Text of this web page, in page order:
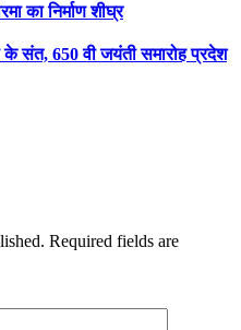
का निर्माण शीघ्र
के संत, 650 वी जयंती समारोह प्रदेश
Required fields are